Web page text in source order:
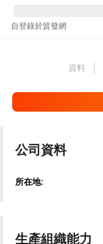
自登錄於貿發網
資料
公司資料
所在地:
生產組織能力